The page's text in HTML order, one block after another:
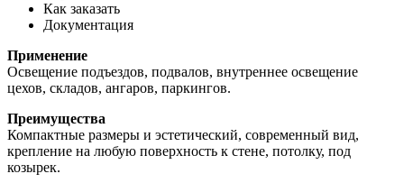
Как заказать
Документация
Применение
Освещение подъездов, подвалов, внутреннее освещение
цехов, складов, ангаров, паркингов.
Преимущества
Компактные размеры и эстетический, современный вид,
крепление на любую поверхность к стене, потолку, под
козырек.